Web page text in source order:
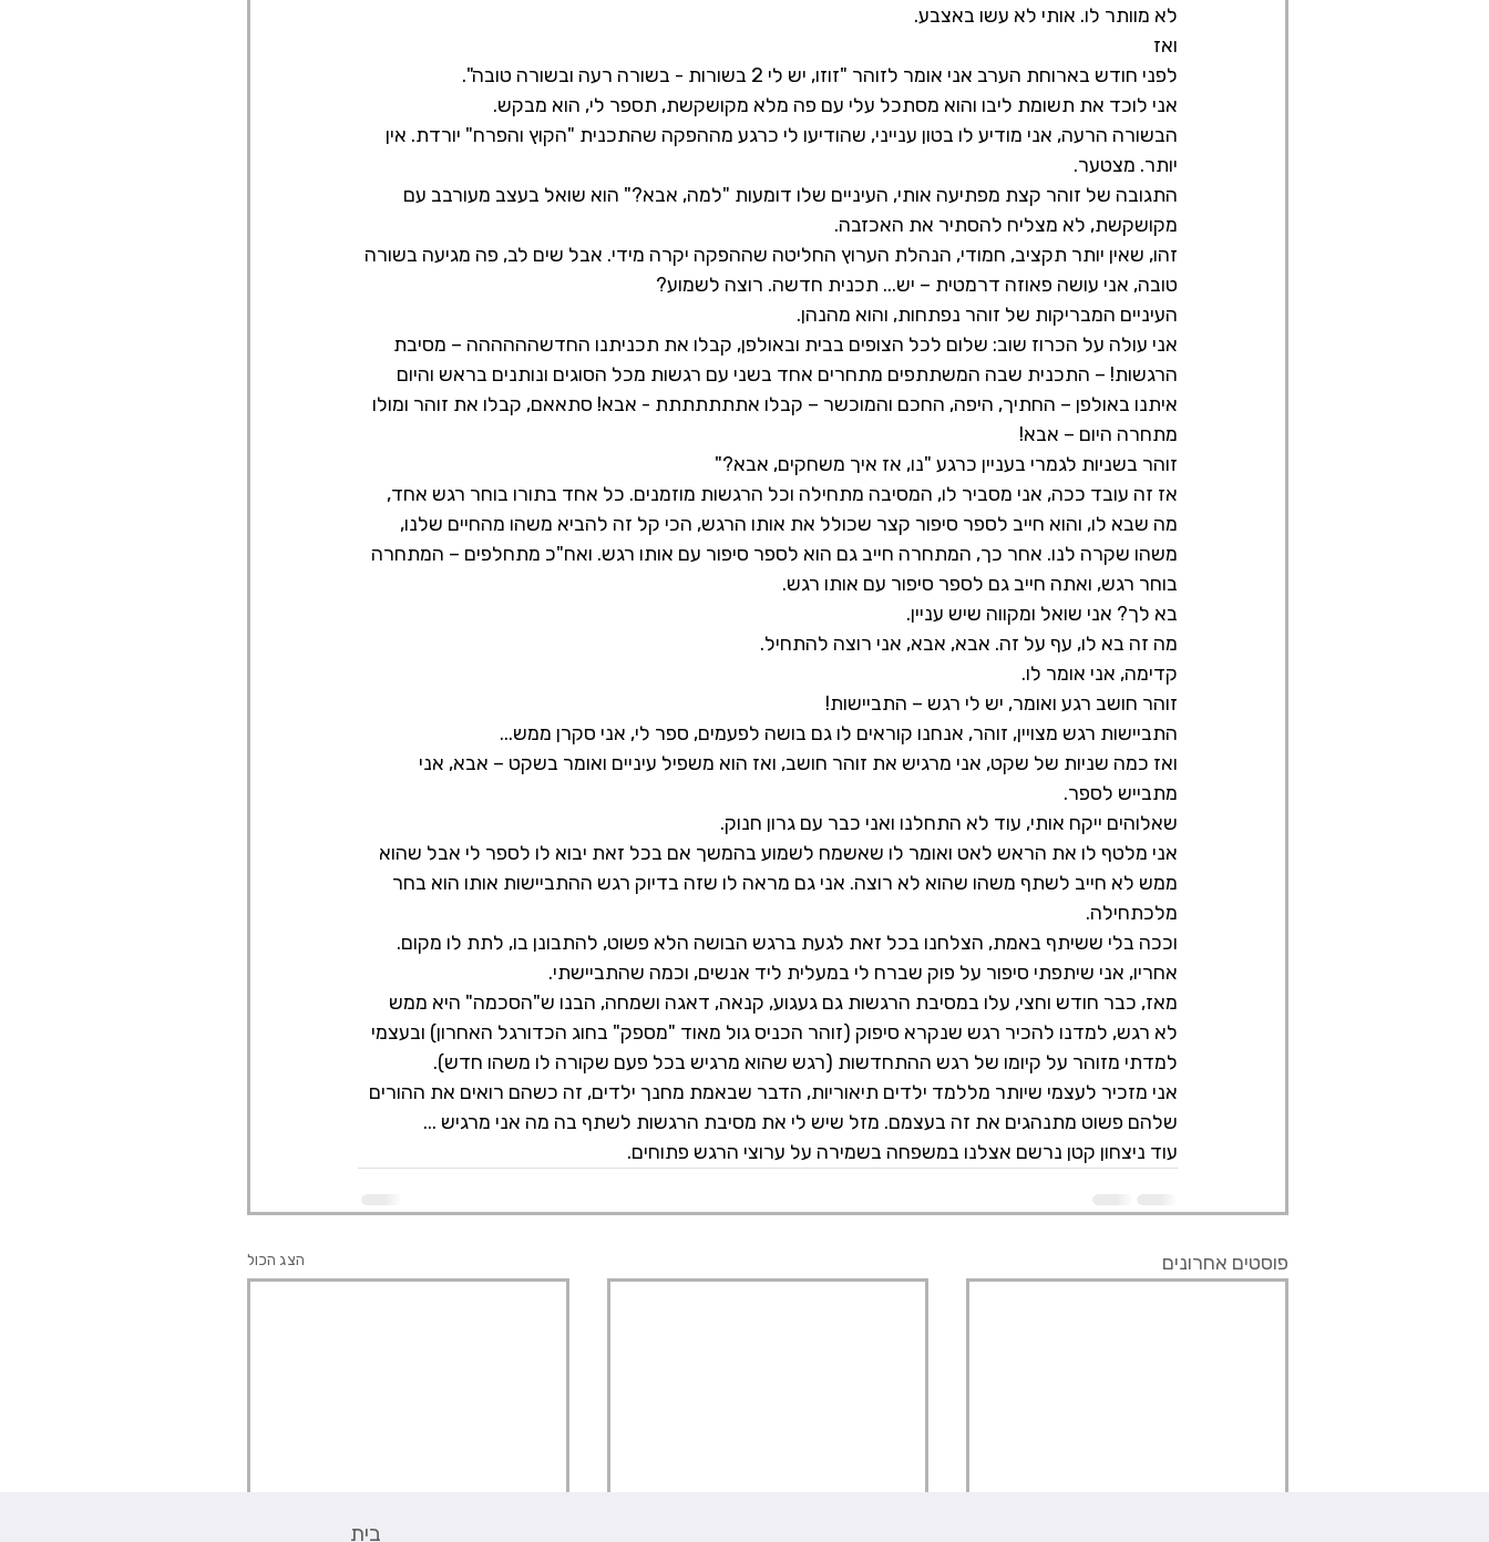
לא מוותר לו. אותי לא עשו באצבע.
ואז
לפני חודש בארוחת הערב אני אומר לזוהר "זוזו, יש לי 2 בשורות - בשורה רעה ובשורה טובה".
אני לוכד את תשומת ליבו והוא מסתכל עלי עם פה מלא מקושקשת, תספר לי, הוא מבקש.
הבשורה הרעה, אני מודיע לו בטון ענייני, שהודיעו לי כרגע מההפקה שהתכנית "הקוץ והפרח" יורדת. אין
יותר. מצטער.
התגובה של זוהר קצת מפתיעה אותי, העיניים שלו דומעות "למה, אבא?" הוא שואל בעצב מעורבב עם
מקושקשת, לא מצליח להסתיר את האכזבה.
זהו, שאין יותר תקציב, חמודי, הנהלת הערוץ החליטה שההפקה יקרה מידי. אבל שים לב, פה מגיעה בשורה
טובה, אני עושה פאוזה דרמטית – יש... תכנית חדשה. רוצה לשמוע?
העיניים המבריקות של זוהר נפתחות, והוא מהנהן.
אני עולה על הכרוז שוב: שלום לכל הצופים בבית ובאולפן, קבלו את תכניתנו החדשהההההה – מסיבת
הרגשות! – התכנית שבה המשתתפים מתחרים אחד בשני עם רגשות מכל הסוגים ונותנים בראש והיום
איתנו באולפן – החתיך, היפה, החכם והמוכשר – קבלו אתתתתתתת - אבא! סתאאם, קבלו את זוהר ומולו
מתחרה היום – אבא!
זוהר בשניות לגמרי בעניין כרגע "נו, אז איך משחקים, אבא?"
אז זה עובד ככה, אני מסביר לו, המסיבה מתחילה וכל הרגשות מוזמנים. כל אחד בתורו בוחר רגש אחד,
מה שבא לו, והוא חייב לספר סיפור קצר שכולל את אותו הרגש, הכי קל זה להביא משהו מהחיים שלנו,
משהו שקרה לנו. אחר כך, המתחרה חייב גם הוא לספר סיפור עם אותו רגש. ואח"כ מתחלפים – המתחרה
בוחר רגש, ואתה חייב גם לספר סיפור עם אותו רגש.
בא לך? אני שואל ומקווה שיש עניין.
מה זה בא לו, עף על זה. אבא, אבא, אני רוצה להתחיל.
קדימה, אני אומר לו.
זוהר חושב רגע ואומר, יש לי רגש – התביישות!
התביישות רגש מצויין, זוהר, אנחנו קוראים לו גם בושה לפעמים, ספר לי, אני סקרן ממש...
ואז כמה שניות של שקט, אני מרגיש את זוהר חושב, ואז הוא משפיל עיניים ואומר בשקט – אבא, אני
מתבייש לספר.
שאלוהים ייקח אותי, עוד לא התחלנו ואני כבר עם גרון חנוק.
אני מלטף לו את הראש לאט ואומר לו שאשמח לשמוע בהמשך אם בכל זאת יבוא לו לספר לי אבל שהוא
ממש לא חייב לשתף משהו שהוא לא רוצה. אני גם מראה לו שזה בדיוק רגש ההתביישות אותו הוא בחר
מלכתחילה.
וככה בלי ששיתף באמת, הצלחנו בכל זאת לגעת ברגש הבושה הלא פשוט, להתבונן בו, לתת לו מקום.
אחריו, אני שיתפתי סיפור על פוק שברח לי במעלית ליד אנשים, וכמה שהתביישתי.
מאז, כבר חודש וחצי, עלו במסיבת הרגשות גם געגוע, קנאה, דאגה ושמחה, הבנו ש"הסכמה" היא ממש
לא רגש, למדנו להכיר רגש שנקרא סיפוק (זוהר הכניס גול מאוד "מספק" בחוג הכדורגל האחרון) ובעצמי
למדתי מזוהר על קיומו של רגש ההתחדשות (רגש שהוא מרגיש בכל פעם שקורה לו משהו חדש).
אני מזכיר לעצמי שיותר מללמד ילדים תיאוריות, הדבר שבאמת מחנך ילדים, זה כשהם רואים את ההורים
שלהם פשוט מתנהגים את זה בעצמם. מזל שיש לי את מסיבת הרגשות לשתף בה מה אני מרגיש ...
עוד ניצחון קטן נרשם אצלנו במשפחה בשמירה על ערוצי הרגש פתוחים.
פוסטים אחרונים הצג הכול
בית